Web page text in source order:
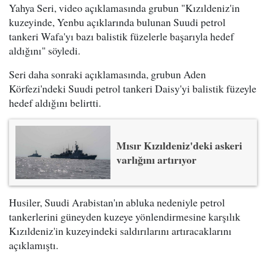
Yahya Seri, video açıklamasında grubun "Kızıldeniz'in
kuzeyinde, Yenbu açıklarında bulunan Suudi petrol
tankeri Wafa'yı bazı balistik füzelerle başarıyla hedef
aldığını" söyledi.
Seri daha sonraki açıklamasında, grubun Aden
Körfezi'ndeki Suudi petrol tankeri Daisy'yi balistik füzeyle
hedef aldığını belirtti.
Mısır Kızıldeniz'deki askeri
varlığını artırıyor
Husiler, Suudi Arabistan'ın abluka nedeniyle petrol
tankerlerini güneyden kuzeye yönlendirmesine karşılık
Kızıldeniz'in kuzeyindeki saldırılarını artıracaklarını
açıklamıştı.